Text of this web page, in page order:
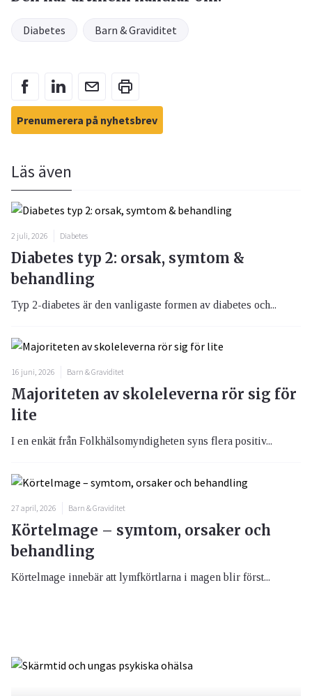
Diabetes Barn & Graviditet
Prenumerera på nyhetsbrev
Läs även
2 juli, 2026 Diabetes
Diabetes typ 2: orsak, symtom &
behandling
Typ 2-diabetes är den vanligaste formen av diabetes och...
16 juni, 2026 Barn & Graviditet
Majoriteten av skoleleverna rör sig för
lite
I en enkät från Folkhälsomyndigheten syns flera positiv...
27 april, 2026 Barn & Graviditet
Körtelmage – symtom, orsaker och
behandling
Körtelmage innebär att lymfkörtlarna i magen blir först...